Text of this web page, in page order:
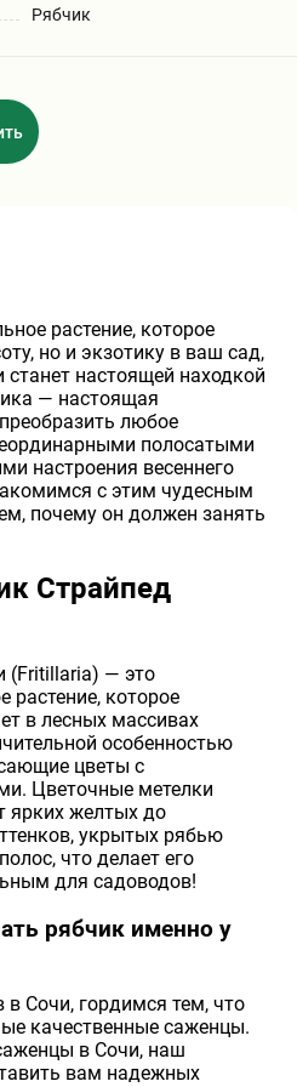
Рябчик
растение, которое
но и экзотику в ваш сад,
настоящей находкой
— настоящая
любое
полосатыми
настроения весеннего
с этим чудесным
почему он должен занять
Страйпед
(Fritillaria) — это
растение, которое
в лесных массивах
особенностью
цветы с
Цветочные метелки
ярких желтых до
укрытых рябью
что делает его
для садоводов!
рябчик именно у
Сочи, гордимся тем, что
качественные саженцы.
в Сочи, наш
вам надежных